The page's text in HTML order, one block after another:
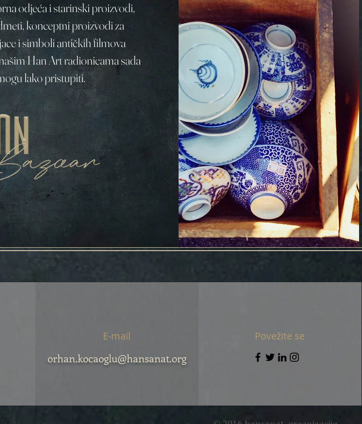
odjeća i starinski proizvodi,
konceptni proizvodi za
i simboli antičkih filmova
Han Art radionicama sada
lako pristupiti.
E-mail
orhan.kocaoglu@hansanat.org
Povežite se